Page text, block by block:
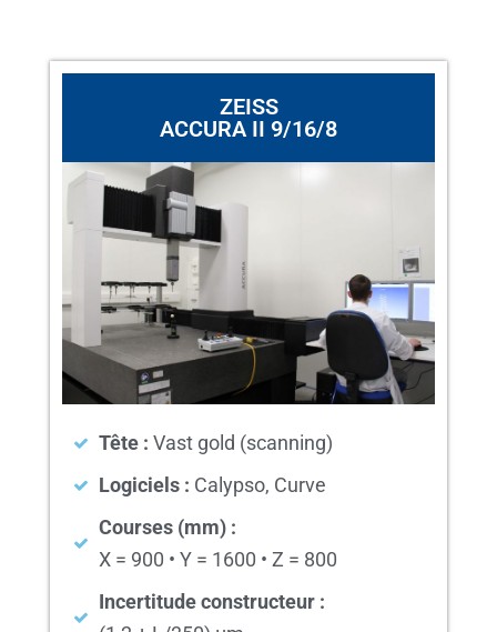
ZEISS
ACCURA II 9/16/8
Tête : Vast gold (scanning)
Logiciels : Calypso, Curve
Courses (mm) :
X = 900 • Y = 1600 • Z = 800
Incertitude constructeur :